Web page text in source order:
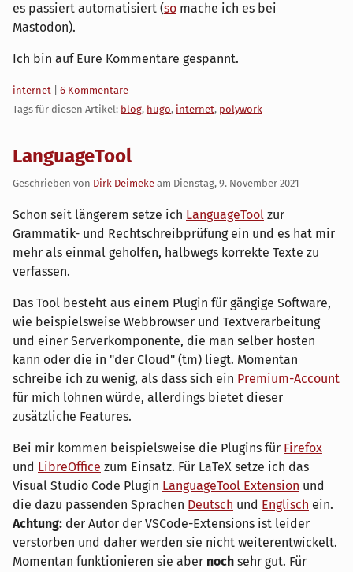
es passiert automatisiert (so mache ich es bei
Mastodon).
Ich bin auf Eure Kommentare gespannt.
Kategorien:
internet
6 Kommentare
Tags für diesen Artikel: blog, hugo, internet, polywork
LanguageTool
Geschrieben von Dirk Deimeke am Dienstag, 9. November 2021
Schon seit längerem setze ich LanguageTool zur
Grammatik- und Rechtschreibprüfung ein und es hat mir
mehr als einmal geholfen, halbwegs korrekte Texte zu
verfassen.
Das Tool besteht aus einem Plugin für gängige Software,
wie beispielsweise Webbrowser und Textverarbeitung
und einer Serverkomponente, die man selber hosten
kann oder die in "der Cloud" (tm) liegt. Momentan
schreibe ich zu wenig, als dass sich ein Premium-Account
für mich lohnen würde, allerdings bietet dieser
zusätzliche Features.
Bei mir kommen beispielsweise die Plugins für Firefox
und LibreOffice zum Einsatz. Für LaTeX setze ich das
Visual Studio Code Plugin LanguageTool Extension und
die dazu passenden Sprachen Deutsch und Englisch ein.
Achtung: der Autor der VSCode-Extensions ist leider
verstorben und daher werden sie nicht weiterentwickelt.
Momentan funktionieren sie aber noch sehr gut. Für